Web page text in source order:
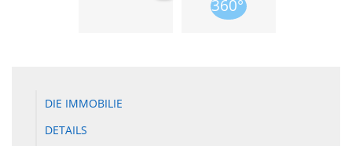
DIE IMMOBILIE
DETAILS